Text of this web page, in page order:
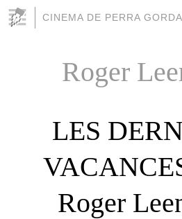
CINEMA DE PERRA GORDA
Roger
LES
Roger